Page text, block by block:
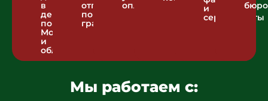
в
день
по
Москве
и
области
отгрузка
по
графику
оплаты
и
сертификаты
Мы работаем с: